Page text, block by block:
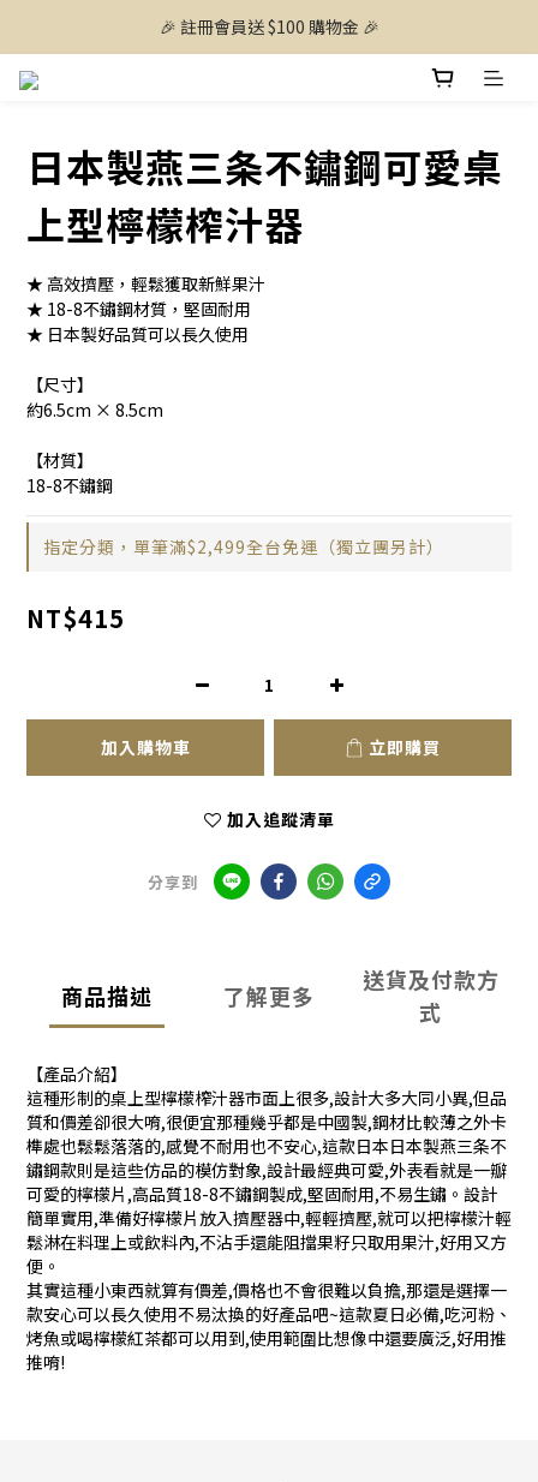
🎉 註冊會員送 $100 購物金 🎉
日本製燕三条不鏽鋼可愛桌
上型檸檬榨汁器
★ 高效擠壓，輕鬆獲取新鮮果汁
★ 18-8不鏽鋼材質，堅固耐用
★ 日本製好品質可以長久使用
【尺寸】
約6.5cm × 8.5cm
【材質】
18-8不鏽鋼
指定分類，單筆滿$2,499全台免運（獨立團另計）
NT$415
加入購物車 立即購買
加入追蹤清單
分享到
商品描述 了解更多
送貨及付款方
式
【產品介紹】
這種形制的桌上型檸檬榨汁器市面上很多,設計大多大同小異,但品
質和價差卻很大唷,很便宜那種幾乎都是中國製,鋼材比較薄之外卡
榫處也鬆鬆落落的,感覺不耐用也不安心,這款日本日本製燕三条不
鏽鋼款則是這些仿品的模仿對象,設計最經典可愛,外表看就是一瓣
可愛的檸檬片,高品質18-8不鏽鋼製成,堅固耐用,不易生鏽。設計
簡單實用,準備好檸檬片放入擠壓器中,輕輕擠壓,就可以把檸檬汁輕
鬆淋在料理上或飲料內,不沾手還能阻擋果籽只取用果汁,好用又方
便。
其實這種小東西就算有價差,價格也不會很難以負擔,那還是選擇一
款安心可以長久使用不易汰換的好產品吧~這款夏日必備,吃河粉、
烤魚或喝檸檬紅茶都可以用到,使用範圍比想像中還要廣泛,好用推
推唷!